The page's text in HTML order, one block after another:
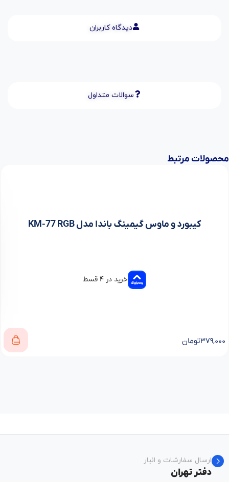
دیدگاه کاربران
سوالات متداول
محصولات مرتبط
کیبورد و ماوس گیمینگ باندا مدل KM-77 RGB
خرید در ۴ قسط
۳۷۹,۰۰۰تومان
ارسال سفارشات و انبار
دفتر تهران